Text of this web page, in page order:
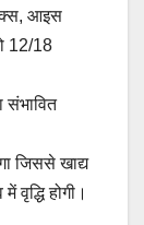
आइस
12/18
संभावित
जिससे खाद्य
वृद्धि होगी।